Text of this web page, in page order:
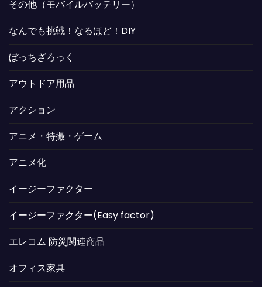
その他（モバイルバッテリー）
なんでも挑戦！なるほど！DIY
ぼっちざろっく
アウトドア用品
アクション
アニメ・特撮・ゲーム
アニメ化
イージーファクター
イージーファクター(Easy factor)
エレコム 防災関連商品
オフィス家具